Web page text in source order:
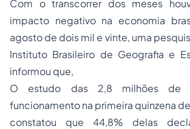
Com o transcorrer dos meses
impacto negativo na economia
agosto de dois mil e vinte, uma
Instituto Brasileiro de Geografia e
informou que,
O estudo das 2,8 milhões de
funcionamento na primeira quinzena
constatou que 44,8% delas